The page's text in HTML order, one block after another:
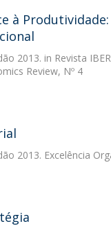
à
2013. in Revista
Review, Nº 4
2013. Excelência